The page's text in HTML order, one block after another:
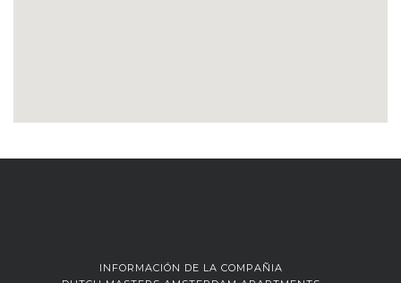
INFORMACIÓN DE LA COMPAÑIA